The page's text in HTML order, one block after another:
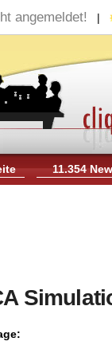
angemeldet! |
11.354